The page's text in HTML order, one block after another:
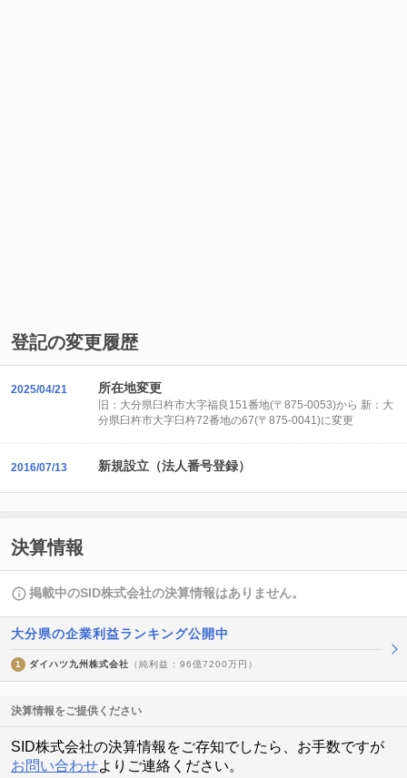
登記の変更履歴
2025/04/21 所在地変更
旧：大分県臼杵市大字福良151番地(〒875-0053)から 新：大
分県臼杵市大字臼杵72番地の67(〒875-0041)に変更
2016/07/13 新規設立（法人番号登録）
決算情報
掲載中のSID株式会社の決算情報はありません。
大分県の企業利益ランキング公開中
1 ダイハツ九州株式会社 （純利益 : 96億7200万円）
決算情報をご提供ください
SID株式会社の決算情報をご存知でしたら、お手数ですが
お問い合わせよりご連絡ください。